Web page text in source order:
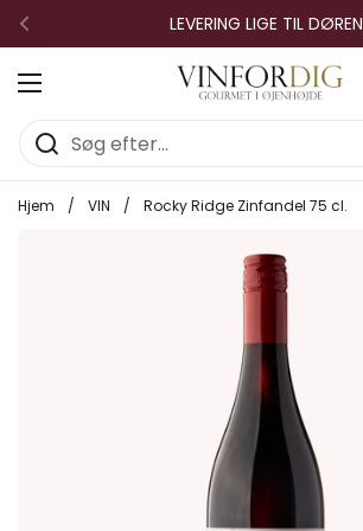
Gå til indhold
Forrige
LEVERING LIGE TIL DØREN
Åbn menuen
Hjem / VIN / Rocky Ridge Zinfandel 75 cl.